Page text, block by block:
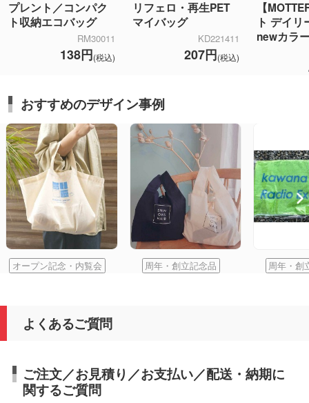
プレント／コンパク
ト収納エコバッグ
RM30011
138円(税込)
リフェロ・再生PET
マイバッグ
KD221411
207円(税込)
【
ト デイリ
newカラ
おすすめのデザイン事例
オープン記念・内覧会 周年・創立記念品 周年・創
よくあるご質問
ご注文／お見積り／お支払い／配送・納期に
関するご質問